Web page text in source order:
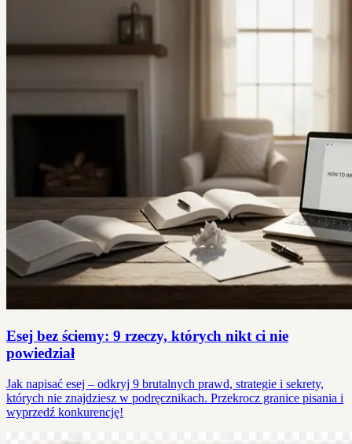
Esej bez ściemy: 9 rzeczy, których nikt ci nie
powiedział
Jak napisać esej – odkryj 9 brutalnych prawd, strategie i sekrety,
których nie znajdziesz w podręcznikach. Przekrocz granice pisania i
wyprzedź konkurencję!